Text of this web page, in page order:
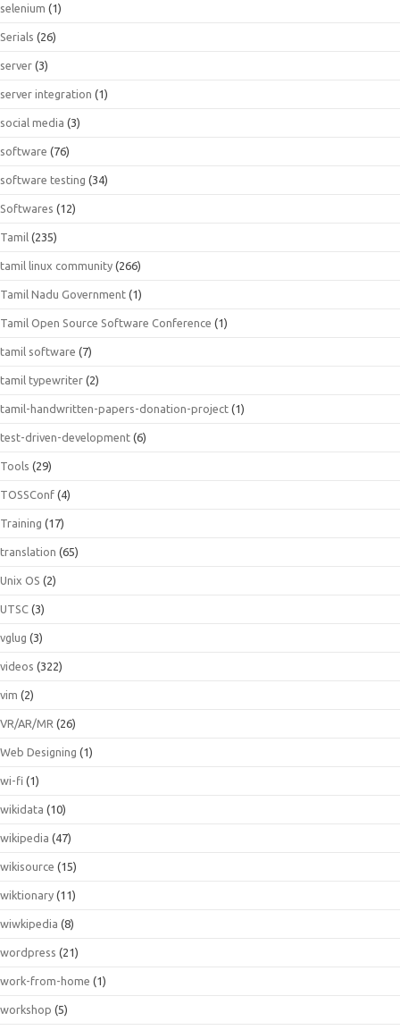
selenium (1)
Serials (26)
server (3)
server integration (1)
social media (3)
software (76)
software testing (34)
Softwares (12)
Tamil (235)
tamil linux community (266)
Tamil Nadu Government (1)
Tamil Open Source Software Conference (1)
tamil software (7)
tamil typewriter (2)
tamil-handwritten-papers-donation-project (1)
test-driven-development (6)
Tools (29)
TOSSConf (4)
Training (17)
translation (65)
Unix OS (2)
UTSC (3)
vglug (3)
videos (322)
vim (2)
VR/AR/MR (26)
Web Designing (1)
wi-fi (1)
wikidata (10)
wikipedia (47)
wikisource (15)
wiktionary (11)
wiwkipedia (8)
wordpress (21)
work-from-home (1)
workshop (5)